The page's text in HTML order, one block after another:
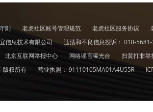
则 老虎社区账号管理规范 老虎社区服务协议
信息技术有限公司
违法和不良信息投诉： 010-
北京互联网举报中心 网络谣言曝光台
扫黄打非
版权所有
营业执照： 91110105MA01A4U55R